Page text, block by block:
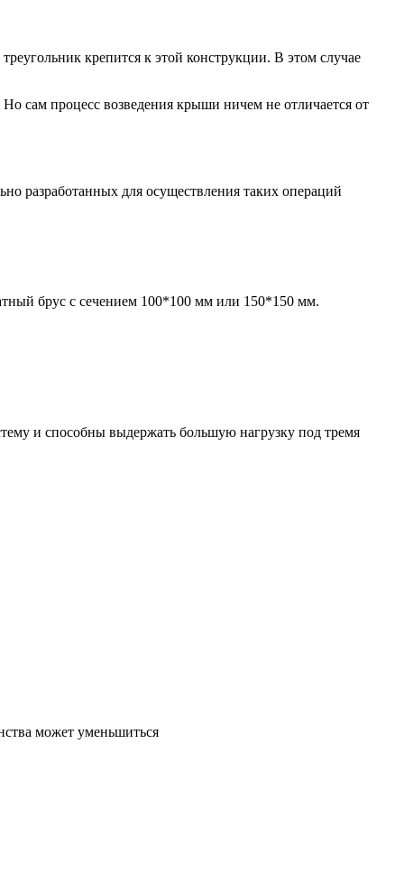
крепится к этой конструкции. В этом случае
сам процесс возведения крыши ничем не отличается от
разработанных для осуществления таких операций
брус с сечением 100*100 мм или 150*150 мм.
и способны выдержать большую нагрузку под тремя
может уменьшиться